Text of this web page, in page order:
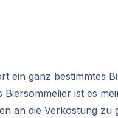
ein ganz bestimmtes
ist es
an die Verkostung zu